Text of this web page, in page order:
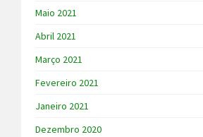
Maio 2021
Abril 2021
Março 2021
Fevereiro 2021
Janeiro 2021
Dezembro 2020